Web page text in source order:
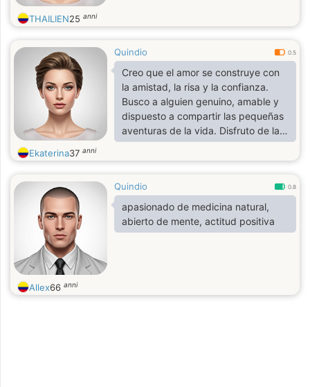
THAILIEN25 anni
Quindio 0.5
Creo que el amor se construye con
la amistad, la risa y la confianza.
Busco a alguien genuino, amable y
dispuesto a compartir las pequeñas
aventuras de la vida. Disfruto de la
buena conversación, las noches
acogedoras en casa y explorar
cariñoso y tienes buen sentido del
humor, nos llevaremos de maravilla.
💕
Ekaterina37 anni
Quindio 0.8
apasionado de medicina natural,
abierto de mente, actitud positiva
Allex66 anni